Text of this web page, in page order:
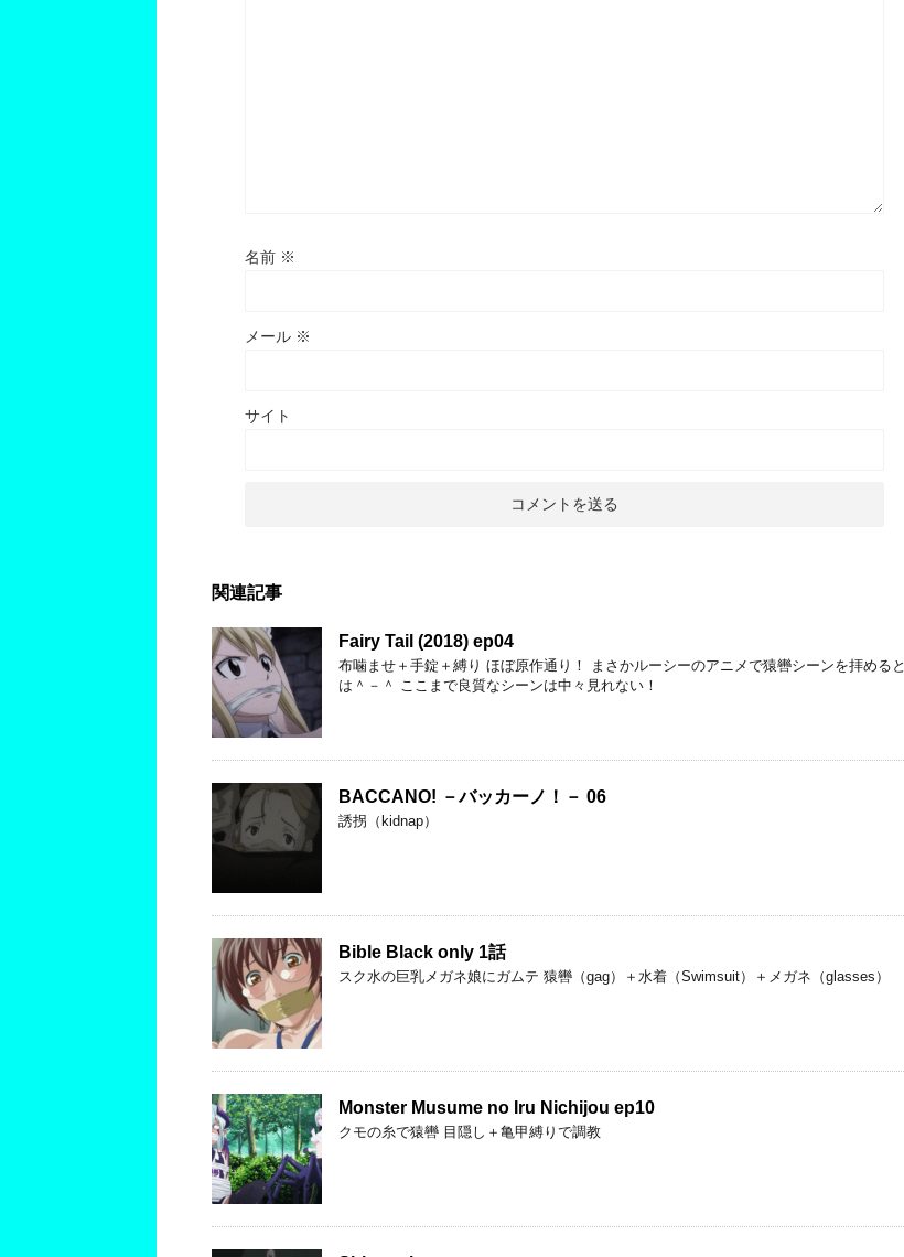
名前 ※
メール ※
サイト
関連記事
Fairy Tail (2018) ep04
布噛ませ＋手錠＋縛り ほぼ原作通り！ まさかルーシーのアニメで猿轡シーンを拝めると
は＾－＾ ここまで良質なシーンは中々見れない！
BACCANO! －バッカーノ！－ 06
誘拐（kidnap）
Bible Black only 1話
スク水の巨乳メガネ娘にガムテ 猿轡（gag）＋水着（Swimsuit）＋メガネ（glasses）
Monster Musume no Iru Nichijou ep10
クモの糸で猿轡 目隠し＋亀甲縛りで調教